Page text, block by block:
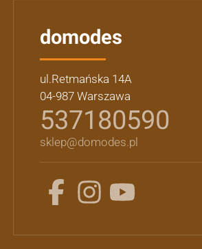
domodes
ul.Retmańska 14A
04-987 Warszawa
537180590
sklep@domodes.pl